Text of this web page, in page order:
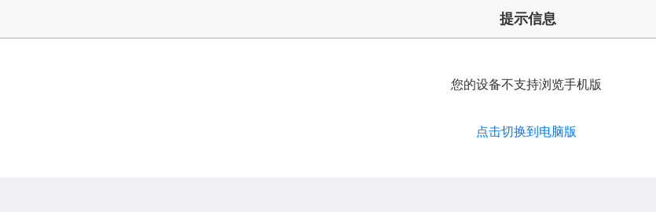
提示信息
您的设备不支持浏览手机版
点击切换到电脑版